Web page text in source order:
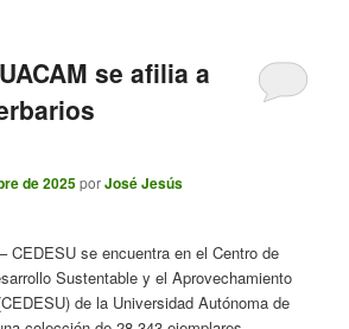
se afilia a
de 2025porJosé Jesús
CEDESU se encuentra en el Centro de
Sustentable y el Aprovechamiento
de la Universidad Autónoma de